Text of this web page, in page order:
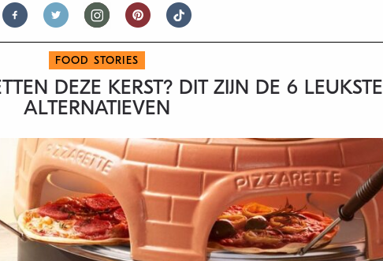
FOOD STORIES
DEZE KERST? DIT ZIJN DE 6 LEUKSTE
ALTERNATIEVEN